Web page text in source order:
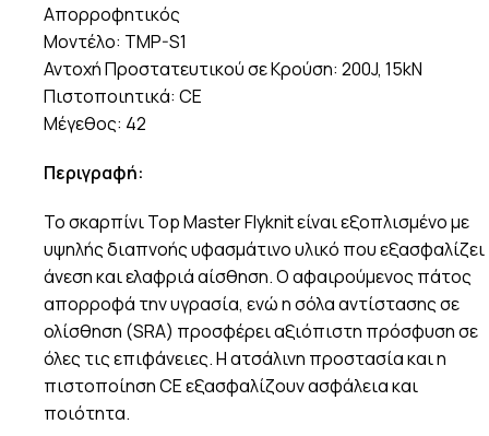
Απορροφητικός
Μοντέλο: TMP-S1
Αντοχή Προστατευτικού σε Κρούση: 200J, 15kN
Πιστοποιητικά: CE
Μέγεθος: 42
Περιγραφή:
Το σκαρπίνι Top Master Flyknit είναι εξοπλισμένο με
υψηλής διαπνοής υφασμάτινο υλικό που εξασφαλίζει
άνεση και ελαφριά αίσθηση. Ο αφαιρούμενος πάτος
απορροφά την υγρασία, ενώ η σόλα αντίστασης σε
ολίσθηση (SRA) προσφέρει αξιόπιστη πρόσφυση σε
όλες τις επιφάνειες. Η ατσάλινη προστασία και η
πιστοποίηση CE εξασφαλίζουν ασφάλεια και
ποιότητα.